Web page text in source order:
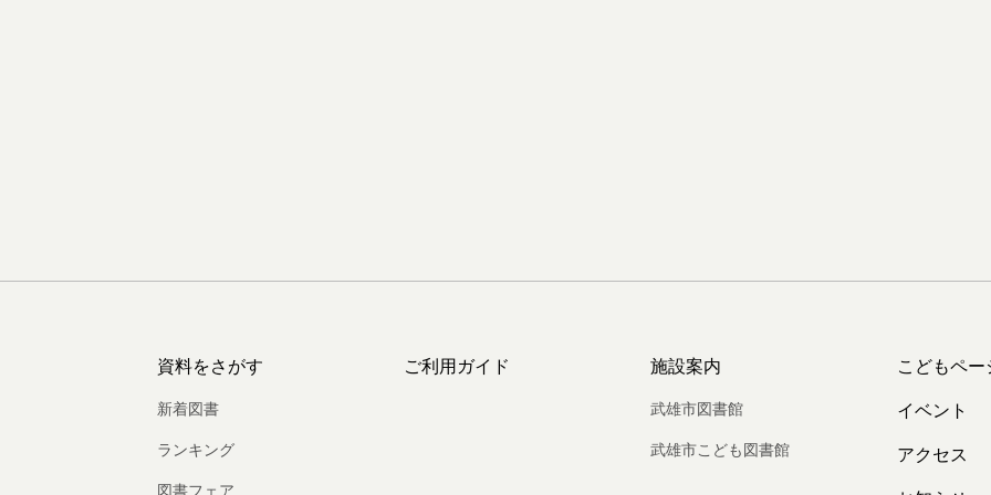
資料をさがす
新着図書
ランキング
図書フェア
ご利用ガイド 施設案内
武雄市図書館
武雄市こども図書館
こどもペー
イベント
アクセス